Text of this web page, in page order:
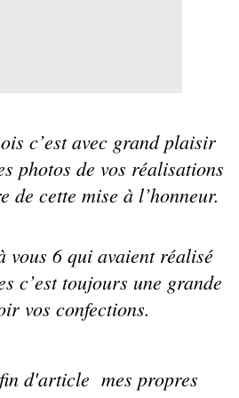
c’est avec grand plaisir
photos de vos réalisations
cette mise à l’honneur.
vous 6 qui avaient réalisé
c’est toujours une grande
vos confections.
d'article mes propres